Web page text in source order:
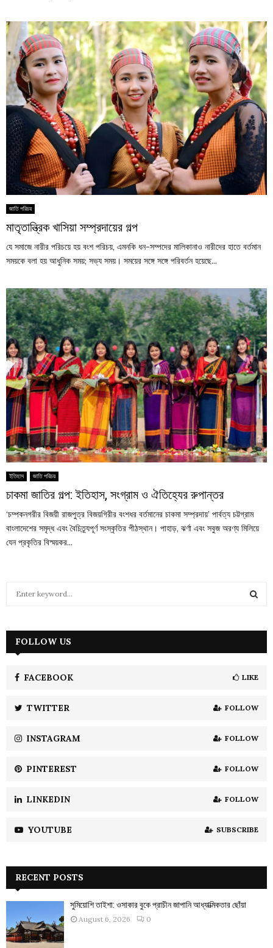
জাতি পরিচয়
মাতৃতান্ত্রিক খাসিয়া সম্প্রদায়ের গল্প
যে সমাজে নারীর পরিচয়ে হয় বংশ পরিচয়, এমনকি ধন-সম্পদের মালিকানাও নারীদের হাতে বর্তমান
সময়কে বলা হয় আধুনিক সময়; সভ্য সময়। সময়ের সঙ্গে সঙ্গে পরিবর্তন হয়েছে...
ইতিহাস জাতি পরিচয়
চাকমা জাতির গল্প: ইতিহাস, সংগ্রাম ও ঐতিহ্যের রুপান্তর
‘চম্পকনগরীর বিজয়ী রাজপুত্র বিজয়গিরীর বংশধর বর্তমানের চাকমা সম্প্রদায়’ পার্বত্য চট্টগ্রাম
বাংলাদেশের সমৃদ্ধ এবং বৈচিত্র্যপূর্ণ সংস্কৃতির পীঠস্থান। পাহাড়, ঝর্ণা এবং সবুজ অরণ্য মিলিয়ে
যেন প্রকৃতির বিস্ময়কর...
h
H
FOLLOW US
FACEBOOK LIKE
TWITTER FOLLOW
INSTAGRAM FOLLOW
PINTEREST FOLLOW
LINKEDIN FOLLOW
YOUTUBE SUBSCRIBE
RECENT POSTS
সুমিয়োশি তাইশা: ওসাকার বুকে প্রাচীন জাপানি আধ্যাত্মিকতার ছোঁয়া
August 6, 2026 0